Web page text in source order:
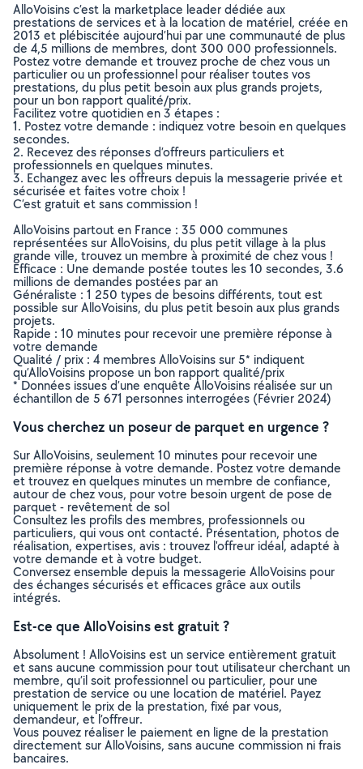
AlloVoisins c’est la marketplace leader dédiée aux
prestations de services et à la location de matériel, créée en
2013 et plébiscitée aujourd’hui par une communauté de plus
de 4,5 millions de membres, dont 300 000 professionnels.
Postez votre demande et trouvez proche de chez vous un
particulier ou un professionnel pour réaliser toutes vos
prestations, du plus petit besoin aux plus grands projets,
pour un bon rapport qualité/prix.
Facilitez votre quotidien en 3 étapes :
1. Postez votre demande : indiquez votre besoin en quelques
secondes.
2. Recevez des réponses d’offreurs particuliers et
professionnels en quelques minutes.
3. Echangez avec les offreurs depuis la messagerie privée et
sécurisée et faites votre choix !
C’est gratuit et sans commission !
AlloVoisins partout en France : 35 000 communes
représentées sur AlloVoisins, du plus petit village à la plus
grande ville, trouvez un membre à proximité de chez vous !
Efficace : Une demande postée toutes les 10 secondes, 3.6
millions de demandes postées par an
Généraliste : 1 250 types de besoins différents, tout est
possible sur AlloVoisins, du plus petit besoin aux plus grands
projets.
Rapide : 10 minutes pour recevoir une première réponse à
votre demande
Qualité / prix : 4 membres AlloVoisins sur 5* indiquent
qu’AlloVoisins propose un bon rapport qualité/prix
* Données issues d’une enquête AlloVoisins réalisée sur un
échantillon de 5 671 personnes interrogées (Février 2024)
Vous cherchez un poseur de parquet en urgence ?
Sur AlloVoisins, seulement 10 minutes pour recevoir une
première réponse à votre demande. Postez votre demande
et trouvez en quelques minutes un membre de confiance,
autour de chez vous, pour votre besoin urgent de pose de
parquet - revêtement de sol
Consultez les profils des membres, professionnels ou
particuliers, qui vous ont contacté. Présentation, photos de
réalisation, expertises, avis : trouvez l'offreur idéal, adapté à
votre demande et à votre budget.
Conversez ensemble depuis la messagerie AlloVoisins pour
des échanges sécurisés et efficaces grâce aux outils
intégrés.
Est-ce que AlloVoisins est gratuit ?
Absolument ! AlloVoisins est un service entièrement gratuit
et sans aucune commission pour tout utilisateur cherchant un
membre, qu’il soit professionnel ou particulier, pour une
prestation de service ou une location de matériel. Payez
uniquement le prix de la prestation, fixé par vous,
demandeur, et l’offreur.
Vous pouvez réaliser le paiement en ligne de la prestation
directement sur AlloVoisins, sans aucune commission ni frais
bancaires.